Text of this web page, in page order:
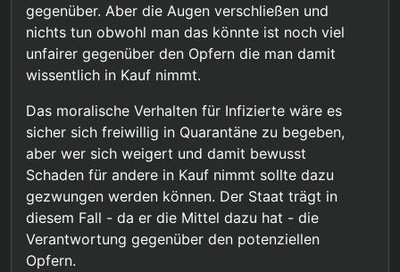
gegenüber. Aber die Augen verschließen und
nichts tun obwohl man das könnte ist noch viel
unfairer gegenüber den Opfern die man damit
wissentlich in Kauf nimmt.
Das moralische Verhalten für Infizierte wäre es
sicher sich freiwillig in Quarantäne zu begeben,
aber wer sich weigert und damit bewusst
Schaden für andere in Kauf nimmt sollte dazu
gezwungen werden können. Der Staat trägt in
diesem Fall - da er die Mittel dazu hat - die
Verantwortung gegenüber den potenziellen
Opfern.